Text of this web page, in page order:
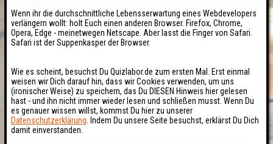
Wenn ihr die durchschnittliche Lebensserwartung eines Webdevelopers
verlängern wollt: holt Euch einen anderen Browser. Firefox, Chrome,
Opera, Edge - meinetwegen Netscape. Aber lasst die Finger von Safari.
Safari ist der Suppenkasper der Browser.
Wie es scheint, besuchst Du Quizlabor.de zum ersten Mal. Erst einmal
weisen wir Dich darauf hin, dass wir Cookies verwenden, um uns
(ironischer Weise) zu speichern, das Du DIESEN Hinweis hier gelesen
hast - und ihn nicht immer wieder lesen und schließen musst. Wenn Du
es genauer wissen willst, kommst Du hier zu unserer
Datenschutzerklärung . Indem Du unsere Seite besuchst, erklärst Du Dich
damit einverstanden.